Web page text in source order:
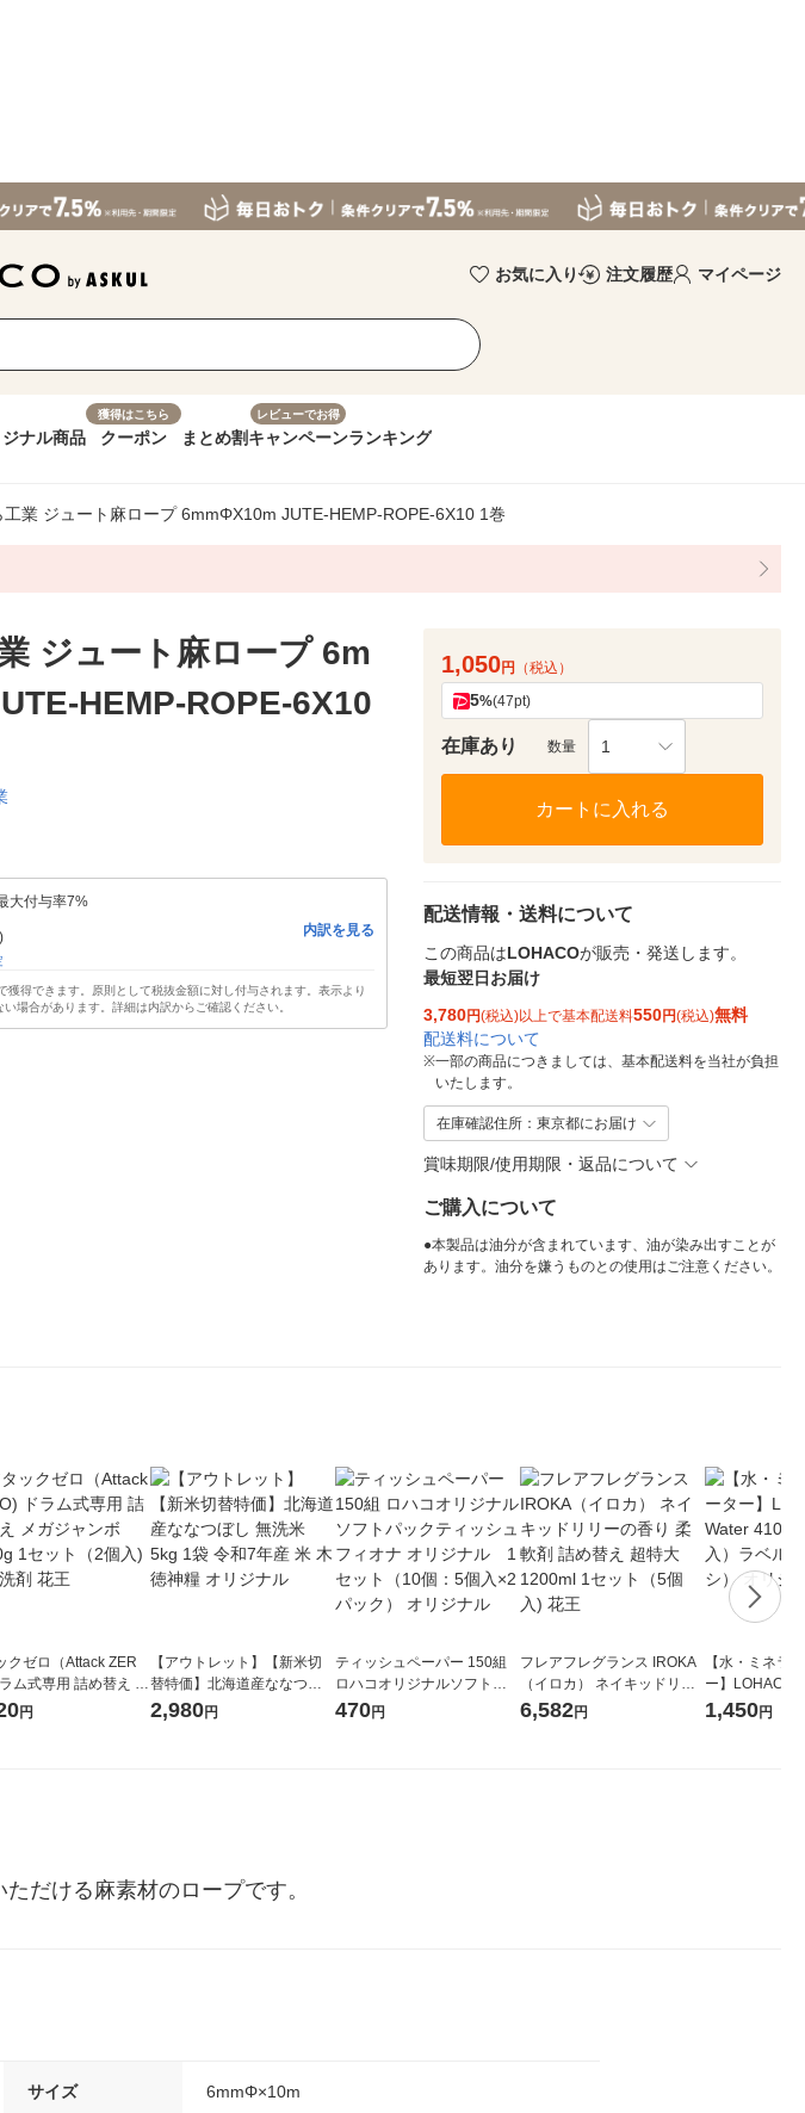
お気に入り 注文履歴 マイページ
ナル商品
獲得はこちら
クーポン まとめ割
レビューでお得
キャンペーンランキング
工業 ジュート麻ロープ 6mmΦX10m JUTE-HEMP-ROPE-6X10 1巻
ジュート麻ロープ 6m
HEMP-ROPE-6X10
大付与率7%
内訳を見る
獲得できます。原則として税抜金額に対し付与されます。表示より
場合があります。詳細は内訳からご確認ください。
1,050円 （税込）
5%(47pt)
在庫あり 数量 1
カートに入れる
配送情報・送料について
この商品はLOHACOが販売・発送します。
最短翌日お届け
3,780円(税込)以上で基本配送料550円(税込)無料
配送料について
※一部の商品につきましては、基本配送料を当社が負担
いたします。
在庫確認住所：東京都にお届け
賞味期限/使用期限・返品について
ご購入について
●本製品は油分が含まれています、油が染み出すことが
あります。油分を嫌うものとの使用はご注意ください。
クゼロ（Attack ZER
ム式専用 詰め替え メ
ンボ 2300g 1セット
円
【アウトレット】【新米切
替特価】北海道産ななつぼ
し 無洗米 5kg 1袋 令和7年産
2,980円
ティッシュペーパー 150組
ロハコオリジナルソフトパ
ックティッシュ フィオナ オ
470円
フレアフレグランス IROKA
（イロカ） ネイキッドリリ
ーの香り 柔軟剤 詰め替え 超
6,582円
【水・ミネラ
ー】LOHACO
1箱（20本入
1,450円
だける麻素材のロープです。
サイズ 6mmΦ×10m